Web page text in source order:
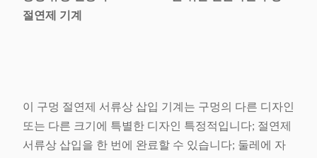
절연제 기계
이 구멍 절연제 서류상 삽입 기계는 구멍의 다른 디자인
또는 다른 크기에 특별한 디자인 특정적입니다; 절연제
서류상 삽입을 한 번에 완료할 수 있습니다; 둘레에 자